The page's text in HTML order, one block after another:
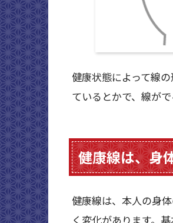
健康状態によって線
ているとかで、線がで
健康線は、身
健康線は、本人の身
く変化があります。